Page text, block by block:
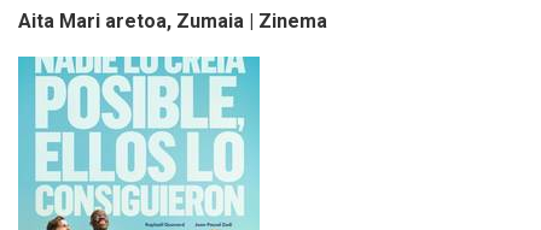
Aita Mari aretoa, Zumaia | Zinema